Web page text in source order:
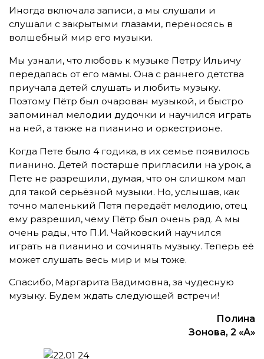
Иногда включала записи, а мы слушали и
слушали с закрытыми глазами, переносясь в
волшебный мир его музыки.
Мы узнали, что любовь к музыке Петру Ильичу
передалась от его мамы. Она с раннего детства
приучала детей слушать и любить музыку.
Поэтому Пётр был очарован музыкой, и быстро
запоминал мелодии дудочки и научился играть
на ней, а также на пианино и оркестрионе.
Когда Пете было 4 годика, в их семье появилось
пианино. Детей постарше пригласили на урок, а
Пете не разрешили, думая, что он слишком мал
для такой серьёзной музыки. Но, услышав, как
точно маленький Петя передаёт мелодию, отец
ему разрешил, чему Пётр был очень рад. А мы
очень рады, что П.И. Чайковский научился
играть на пианино и сочинять музыку. Теперь её
может слушать весь мир и мы тоже.
Спасибо, Маргарита Вадимовна, за чудесную
музыку. Будем ждать следующей встречи!
Полина
Зонова, 2 «А»